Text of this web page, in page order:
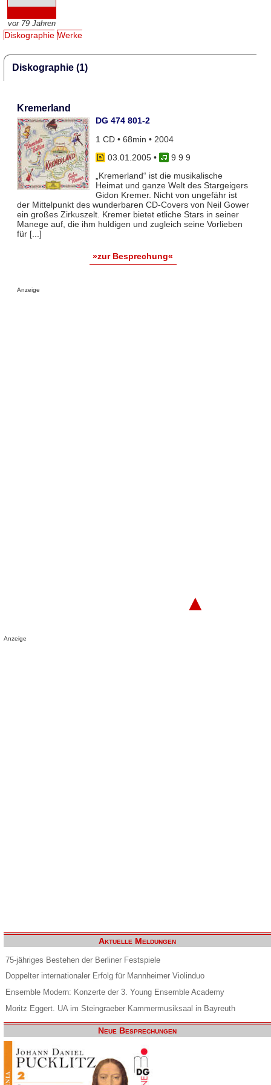
vor 79 Jahren
Diskographie Werke
Diskographie (1)
Kremerland
DG 474 801-2
1 CD • 68min • 2004
03.01.2005•
9 9 9
„Kremerland“ ist die musikalische
Heimat und ganze Welt des Stargeigers
Gidon Kremer. Nicht von ungefähr ist
der Mittelpunkt des wunderbaren CD-Covers von Neil Gower
ein großes Zirkuszelt. Kremer bietet etliche Stars in seiner
Manege auf, die ihm huldigen und zugleich seine Vorlieben
für [...]
»zur Besprechung«
Anzeige
▲
Anzeige
Aktuelle Meldungen
75-jähriges Bestehen der Berliner Festspiele
Doppelter internationaler Erfolg für Mannheimer Violinduo
Ensemble Modern: Konzerte der 3. Young Ensemble Academy
Moritz Eggert. UA im Steingraeber Kammermusiksaal in Bayreuth
Neue Besprechungen